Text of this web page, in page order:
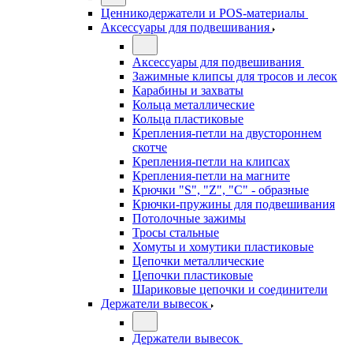
Ценникодержатели и POS-материалы
Аксессуары для подвешивания
Аксессуары для подвешивания
Зажимные клипсы для тросов и лесок
Карабины и захваты
Кольца металлические
Кольца пластиковые
Крепления-петли на двустороннем
скотче
Крепления-петли на клипсах
Крепления-петли на магните
Крючки "S", "Z", "C" - образные
Крючки-пружины для подвешивания
Потолочные зажимы
Тросы стальные
Хомуты и хомутики пластиковые
Цепочки металлические
Цепочки пластиковые
Шариковые цепочки и соединители
Держатели вывесок
Держатели вывесок